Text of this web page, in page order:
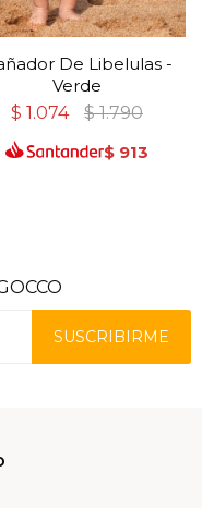
De Libelulas -
Verde
$ 1.074 $ 1.790
$ 913
SUSCRIBIRME